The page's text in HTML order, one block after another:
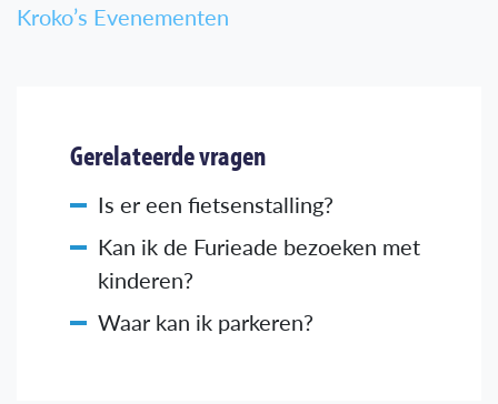
Kroko’s Evenementen
Gerelateerde vragen
Is er een fietsenstalling?
Kan ik de Furieade bezoeken met
kinderen?
Waar kan ik parkeren?